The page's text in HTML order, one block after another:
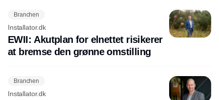
Branchen
Installator.dk
EWII: Akutplan for elnettet risikerer
at bremse den grønne omstilling
Branchen
Installator.dk